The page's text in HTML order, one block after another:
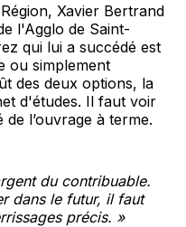
Xavier Bertrand
l'Agglo de Saint-
qui lui a succédé est
ou simplement
des deux options, la
d'études. Il faut voir
l’ouvrage à terme.
du contribuable.
dans le futur, il faut
précis. »